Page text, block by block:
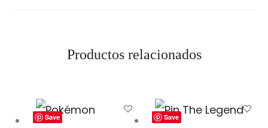
Productos relacionados
Save Save